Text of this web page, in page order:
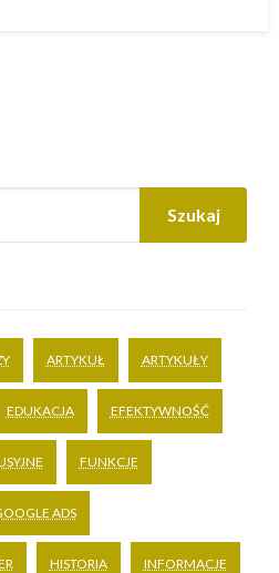
Szukaj
ARTYKUŁ ARTYKUŁY
EDUKACJA EFEKTYWNOŚĆ
FUNKCJE
ADS
HISTORIA INFORMACJE